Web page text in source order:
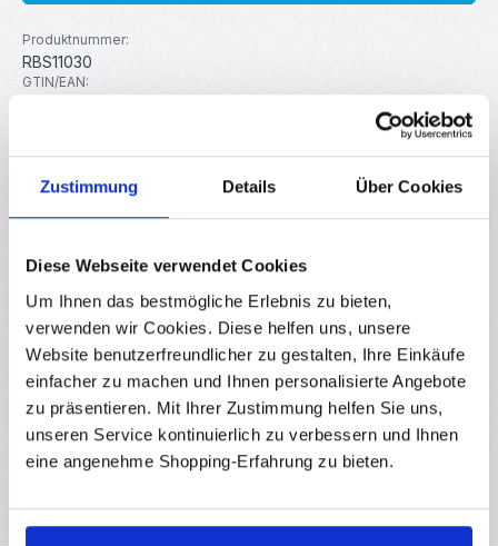
Zustimmung Details Über Cookies
Diese Webseite verwendet Cookies
Um Ihnen das bestmögliche Erlebnis zu bieten,
verwenden wir Cookies. Diese helfen uns, unsere
Website benutzerfreundlicher zu gestalten, Ihre Einkäufe
einfacher zu machen und Ihnen personalisierte Angebote
zu präsentieren. Mit Ihrer Zustimmung helfen Sie uns,
unseren Service kontinuierlich zu verbessern und Ihnen
eine angenehme Shopping-Erfahrung zu bieten.
Produktnummer:
RBS11030
GTIN/EAN:
Beschreibung
Entlötlitze aus Kupfer mit hoher Saugfähigkeit um Lötzinn
von übersch…Mehr
Eigenschaften
Hersteller
Downloads
Bewertungen
7